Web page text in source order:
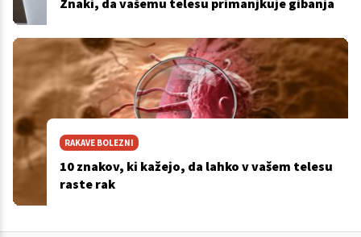
RAKAVE BOLEZNI
10 znakov, ki kažejo, da lahko v vašem telesu
raste rak